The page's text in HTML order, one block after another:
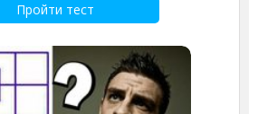
Пройти тест